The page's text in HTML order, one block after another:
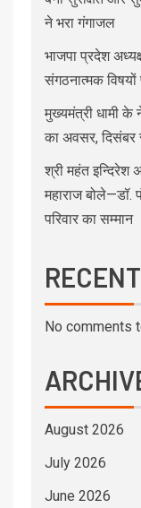
ने भरा गंगाजल
भाजपा प्रदेश
संगठनात्मक विषयों
मुख्यमंत्री धामी के
का अवसर,
श्री महंत इन्दिरेश
महाराज
परिवार का सम्मान
No comments
August 2026
July 2026
June 2026